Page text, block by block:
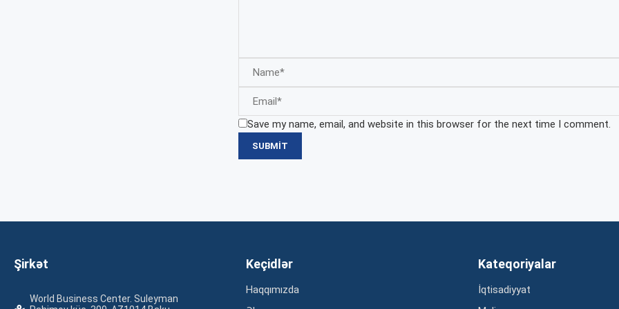
Save my name, email, and website in this browser for the next time I comment.
Şirkət
World Business Center. Suleyman
Keçidlər
Haqqımızda
Kateqoriyalar
İqtisadiyyat